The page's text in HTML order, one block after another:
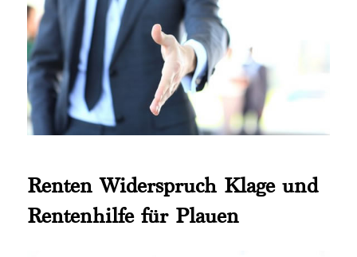
Renten Widerspruch Klage und
Rentenhilfe für Plauen